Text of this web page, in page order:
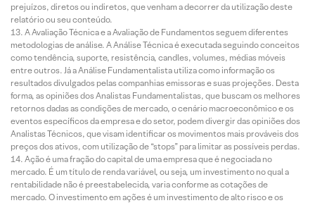
prejuízos, diretos ou indiretos, que venham a decorrer da utilização deste
relatório ou seu conteúdo.
A Avaliação Técnica e a Avaliação de Fundamentos seguem diferentes
metodologias de análise. A Análise Técnica é executada seguindo conceitos
como tendência, suporte, resistência, candles, volumes, médias móveis
entre outros. Já a Análise Fundamentalista utiliza como informação os
resultados divulgados pelas companhias emissoras e suas projeções. Desta
forma, as opiniões dos Analistas Fundamentalistas, que buscam os melhores
retornos dadas as condições de mercado, o cenário macroeconômico e os
eventos específicos da empresa e do setor, podem divergir das opiniões dos
Analistas Técnicos, que visam identificar os movimentos mais prováveis dos
preços dos ativos, com utilização de “stops” para limitar as possíveis perdas.
Ação é uma fração do capital de uma empresa que é negociada no
mercado. É um título de renda variável, ou seja, um investimento no qual a
rentabilidade não é preestabelecida, varia conforme as cotações de
mercado. O investimento em ações é um investimento de alto risco e os